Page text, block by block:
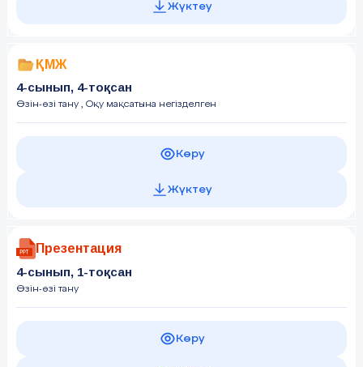
Жүктеу
ҚМЖ
4-сынып, 4-тоқсан
Өзін-өзі тану , Оқу мақсатына негізделген
Көру
Жүктеу
Презентация
4-сынып, 1-тоқсан
Өзін-өзі тану
Көру